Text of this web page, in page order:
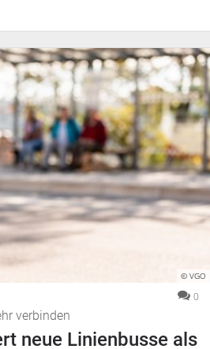
© VGO
0
verbinden
neue Linienbusse als